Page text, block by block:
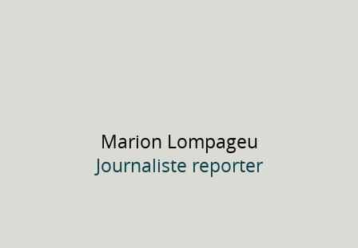
Marion Lompageu
Journaliste reporter